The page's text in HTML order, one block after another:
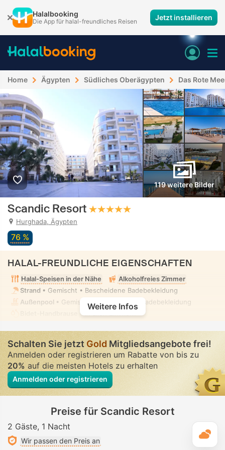
Halalbooking
Die App für halal-freundliches Reisen Jetzt installieren
Home Ägypten Südliches Oberägypten Das Rote
119 weitere Bilder
Scandic Resort
Hurghada, Ägypten
76 %
HALAL-FREUNDLICHE EIGENSCHAFTEN
Halal-Speisen in der Nähe
Alkoholfreies Zimmer
Strand • Gemischt • Bescheidene Badebekleidung
Außenpool • Gemischt • Bescheidene Badebekleidung
• In allen Zimmern
Weitere Infos
Schalten Sie jetztGold Mitgliedsangebote frei!
Anmelden oder registrieren um Rabatte von bis zu
20%auf die meisten Hotels zu erhalten
Anmelden oder registrieren
Preise für Scandic Resort
2 Gäste 1 Nacht
Wir passen den Preis an